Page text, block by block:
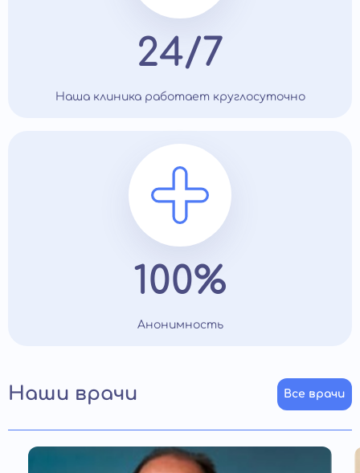
24/7
Наша клиника работает круглосуточно
100%
Анонимность
Наши врачи Все врачи